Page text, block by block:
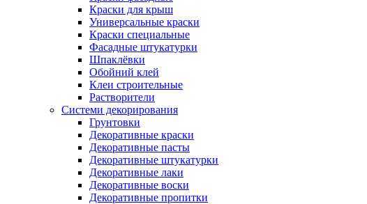
Краски для крыш
Универсальные краски
Краски специальные
Фасадные штукатурки
Шпаклёвки
Обойний клей
Клеи строительные
Растворители
Системи декорирования
Грунтовки
Декоративные краски
Декоративные пасты
Декоративные штукатурки
Декоративные лаки
Декоративные воски
Декоративные пропитки